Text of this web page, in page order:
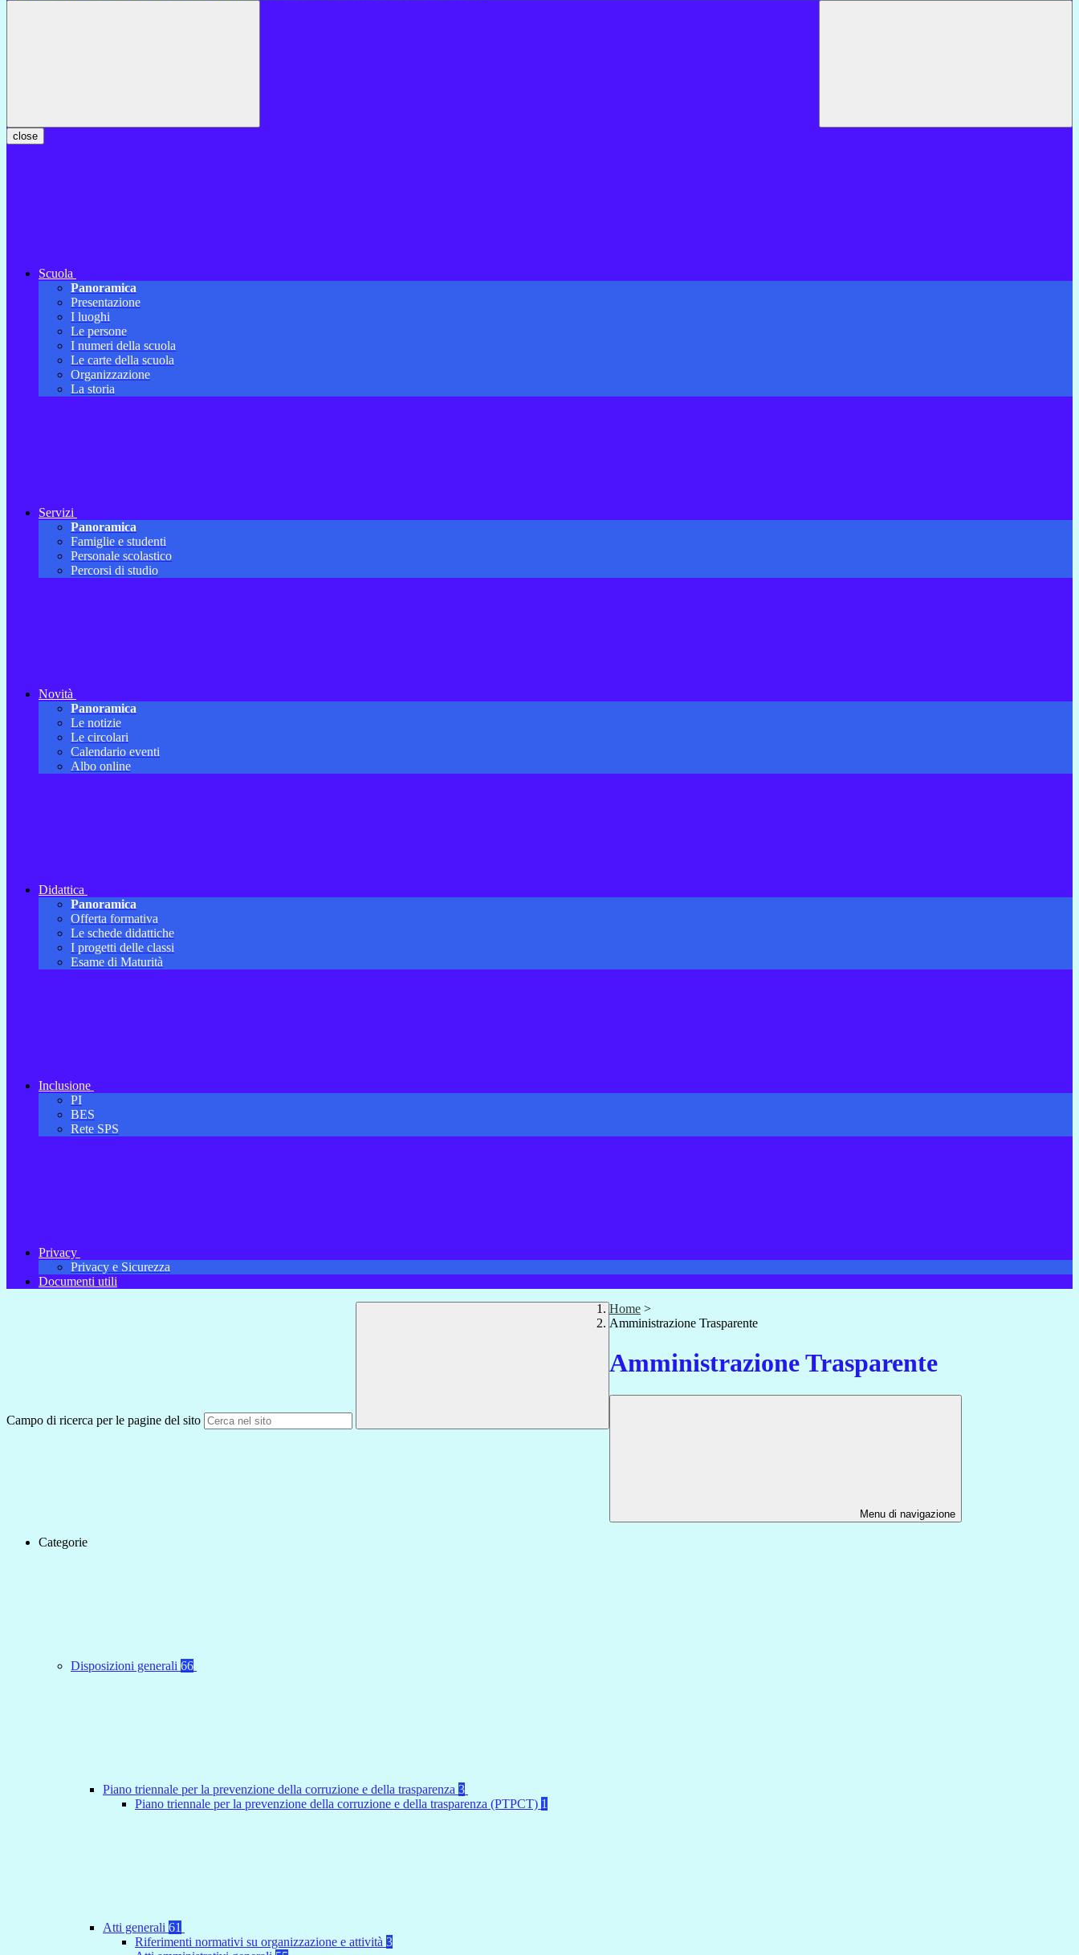
close
Scuola
Panoramica
Presentazione
I luoghi
Le persone
I numeri della scuola
Le carte della scuola
Organizzazione
La storia
Servizi
Panoramica
Famiglie e studenti
Personale scolastico
Percorsi di studio
Novità
Panoramica
Le notizie
Le circolari
Calendario eventi
Albo online
Didattica
Panoramica
Offerta formativa
Le schede didattiche
I progetti delle classi
Esame di Maturità
Inclusione
PI
BES
Rete SPS
Privacy
Privacy e Sicurezza
Documenti utili
Campo di ricerca per le pagine del sito
Home >
Amministrazione Trasparente
Amministrazione Trasparente
Menu di navigazione
Categorie
Disposizioni generali 66
Piano triennale per la prevenzione della corruzione e della trasparenza 3
Piano triennale per la prevenzione della corruzione e della trasparenza (PTPCT) 1
Atti generali 61
Riferimenti normativi su organizzazione e attività 3